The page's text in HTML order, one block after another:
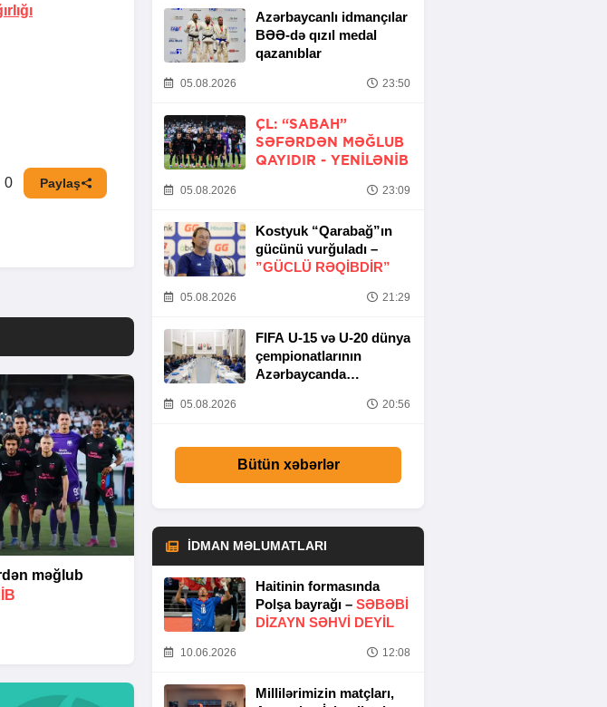
0 Paylaş
məğlub
Azərbaycanlı idmançılar
BƏƏ-də qızıl medal
qazanıblar
05.08.2026 23:50
ÇL: “SABAH”
SƏFƏRDƏN MƏĞLUB
QAYIDIR - YENİLƏNİB
05.08.2026 23:09
Kostyuk “Qarabağ”ın
gücünü vurğuladı –
”GÜCLÜ RƏQİBDİR”
05.08.2026 21:29
FIFA U-15 və U-20 dünya
çempionatlarının
Azərbaycanda
Təşkilat Komitəsinin
05.08.2026 20:56
Bütün xəbərlər
İDMAN MƏLUMATLARI
Haitinin formasında
Polşa bayrağı – SƏBƏBI
DIZAYN SƏHVI DEYIL
10.06.2026 12:08
Millilərimizin matçları,